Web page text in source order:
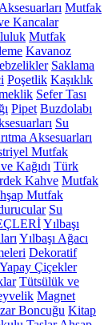
Mutfak
Kancalar
Mutfak
Kavanoz
Saklama
Poşetlik Kaşıklık
Sefer Tası
Pipet Buzdolabı
Su
Aksesuarları
Mutfak
Kağıdı Türk
Kahve Mutfak
Mutfak
Su
Yılbaşı
Yılbaşı Ağacı
Dekoratif
Yapay Çiçekler
Tütsülük ve
Magnet
Boncuğu Kitap